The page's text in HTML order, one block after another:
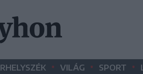
• VILÁG • SPORT •